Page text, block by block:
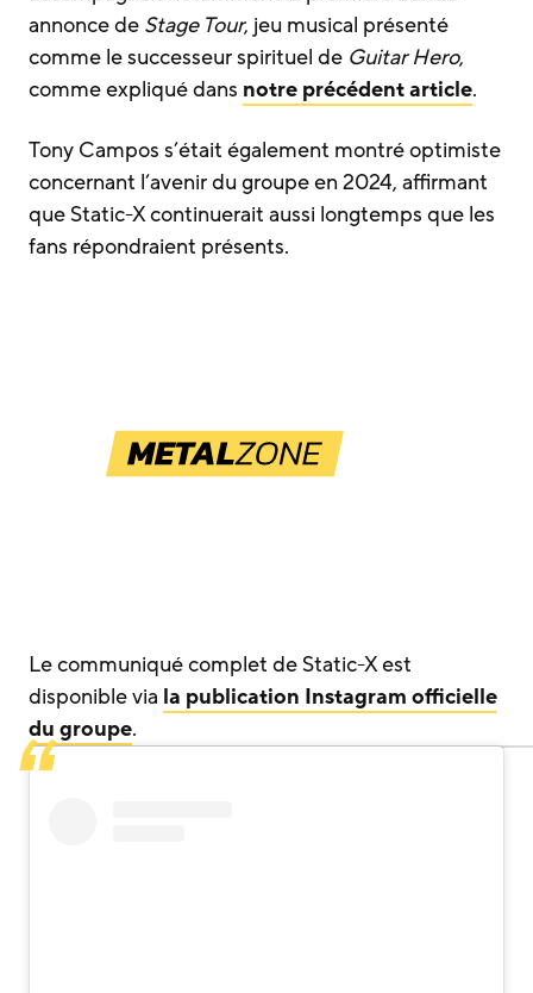
annonce de Stage Tour, jeu musical présenté
comme le successeur spirituel de Guitar Hero,
comme expliqué dans notre précédent article.
Tony Campos s’était également montré optimiste
concernant l’avenir du groupe en 2024, affirmant
que Static-X continuerait aussi longtemps que les
fans répondraient présents.
Le communiqué complet de Static-X est
disponible via la publication Instagram officielle
du groupe.